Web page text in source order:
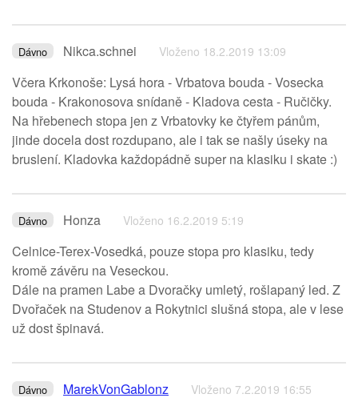
Dávno Nikca.schnei Vloženo 18.2.2019 13:09
Včera Krkonoše: Lysá hora - Vrbatova bouda - Vosecka
bouda - Krakonosova snídaně - Kladova cesta - Ručičky.
Na hřebenech stopa jen z Vrbatovky ke čtyřem pánům,
jinde docela dost rozdupano, ale i tak se našly úseky na
bruslení. Kladovka každopádně super na klasiku i skate :)
Dávno Honza Vloženo 16.2.2019 5:19
Celnice-Terex-Vosedká, pouze stopa pro klasiku, tedy
kromě závěru na Veseckou.
Dále na pramen Labe a Dvoračky umletý, rošlapaný led. Z
Dvořaček na Studenov a Rokytnici slušná stopa, ale v lese
už dost špinavá.
Dávno MarekVonGablonz Vloženo 7.2.2019 16:55